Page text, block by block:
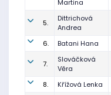
Martina
5.
Dittrichová
Andrea
6. Batani Hana
7.
Slováčková
Věra
8. Křížová Lenka